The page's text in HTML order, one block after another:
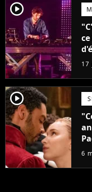
player2
17
player2
6